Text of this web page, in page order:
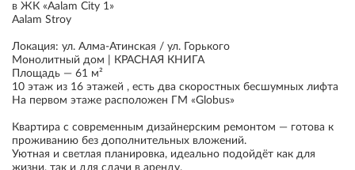
в ЖК «Aalam City 1»
Aalam Stroy
Локация: ул. Алма-Атинская / ул. Горького
Монолитный дом | КРАСНАЯ КНИГА
Площадь — 61 м²
10 этаж из 16 этажей , есть два скоростных бесшумных лифта
На первом этаже расположен ГМ «Globus»
Квартира с современным дизайнерским ремонтом — готова к
проживанию без дополнительных вложений.
Уютная и светлая планировка, идеально подойдёт как для
жизни, так и для сдачи в аренду.